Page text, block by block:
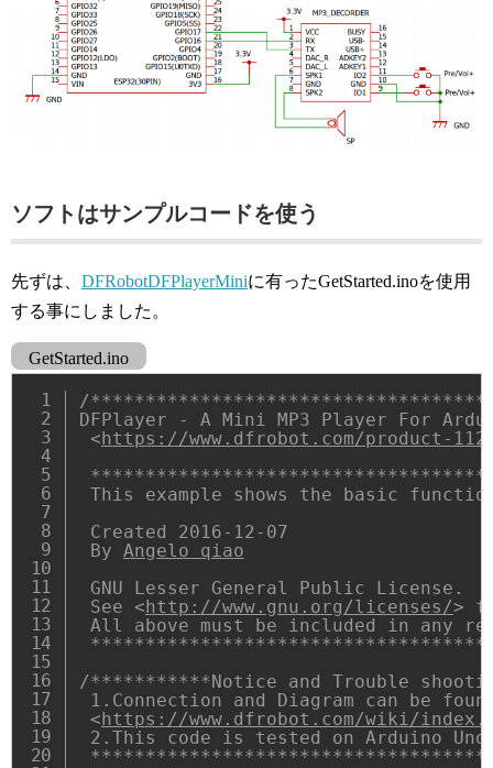
ソフトはサンプルコードを使う
先ずは、 DFRobotDFPlayerMiniに有ったGetStarted.inoを使用
する事にしました。
GetStarted.ino
/
DFPlayer - A Mini MP3 Player For
<https://www.dfrobot.com/product-
This example shows the basic
Created 2016-12-07
By Angelo qiao
GNU Lesser General Public License.
See <http://www.gnu.org/licenses/>
All above must be included in any
/***********Notice and Trouble
1.Connection and Diagram can be
<https://www.dfrobot.com/wiki/
2.This code is tested on Arduino